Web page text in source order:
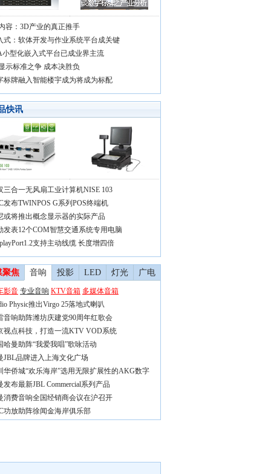
容：3D产业的真正推手
式：软体开发与作业系统平台成关键
型化嵌入式平台已成业界主流
示标准之争 成本决胜负
标牌融入智能楼宇成为将成为标配
快讯
三合一无风扇工业计算机NISE 103
发布TWINPOS G系列POS终端机
或将推出概念显示器的实际产品
发表12个COM智慧交通系统专用电脑
支持主动线缆 长度增四倍
聚焦 音响 投影 LED 灯光 广电
影音 专业音响 KTV音箱 多媒体音箱
Physic推出Virgo 25落地式喇叭
音响助阵潍坊庆建党90周年红歌会
视点科技，打造一流KTV VOD系统
哈曼助阵“我爱我唱”歌咏活动
JBL品牌进入上海文化广场
华侨城“欢乐海岸”选用无限扩展性的AKG数字
发布最新JBL Commercial系列产品
消费音响全国经销商会议在沪召开
功放助阵徐闻金海岸俱乐部